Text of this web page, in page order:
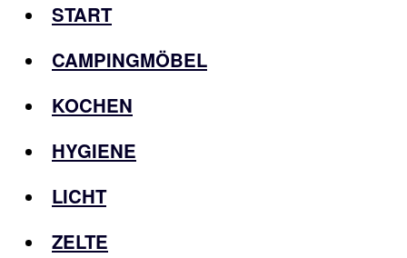
START
CAMPINGMÖBEL
KOCHEN
HYGIENE
LICHT
ZELTE